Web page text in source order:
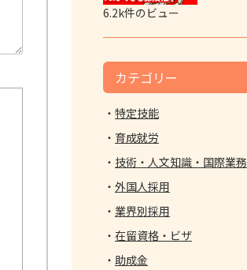
6.2k件のビュー
カテゴリー
特定技能
育成就労
技術・人文知識・国際業務
外国人採用
業界別採用
在留資格・ビザ
助成金